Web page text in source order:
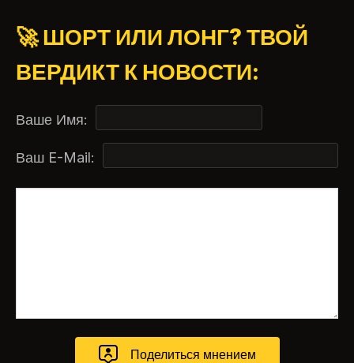
🚀 ШОРТ ИЛИ ЛОНГ? ТВОЙ
ВЕРДИКТ К НОВОСТИ:
Ваше Имя:
Ваш E-Mail: